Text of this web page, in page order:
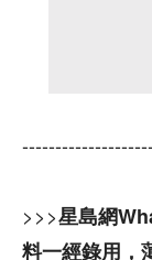
>>>星島網
料一經錄用，